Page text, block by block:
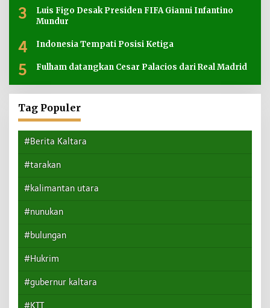
3
Luis Figo Desak Presiden FIFA Gianni Infantino
Mundur
4 Indonesia Tempati Posisi Ketiga
5 Fulham datangkan Cesar Palacios dari Real Madrid
Tag Populer
#Berita Kaltara
#tarakan
#kalimantan utara
#nunukan
#bulungan
#Hukrim
#gubernur kaltara
#KTT